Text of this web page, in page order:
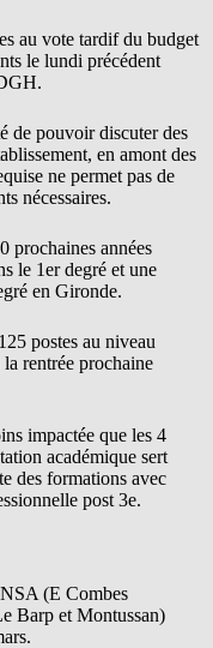
au vote tardif du budget
le lundi précédent
de pouvoir discuter des
en amont des
ne permet pas de
nécessaires.
prochaines années
le 1er degré et une
en Gironde.
postes au niveau
rentrée prochaine
impactée que les 4
académique sert
des formations avec
post 3e.
(E Combes
Barp et Montussan)